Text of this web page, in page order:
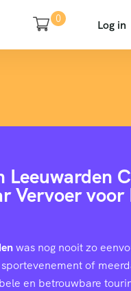
0 Log in
Leeuwarden
Vervoer voor
was nog nooit zo
of
en betrouwbare